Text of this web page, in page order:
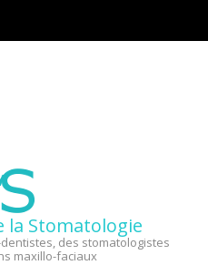
la Stomatologie
des stomatologistes
maxillo-faciaux